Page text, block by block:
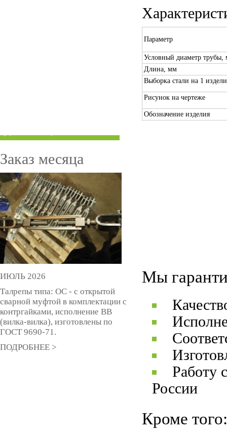
Параметр
Условный диаметр трубы,
Длина, мм
Выборка стали на 1
Рисунок на чертеже
Обозначение изделия
Мы
Работу
России
Кроме того:
Заказ месяца
ИЮЛЬ 2026
Талрепы типа: ОС - с открытой
сварной муфтой в комплектации с
контргайками, исполнение ВВ
(вилка-вилка), изготовлены по
ГОСТ 9690-71.
ПОДРОБНЕЕ >